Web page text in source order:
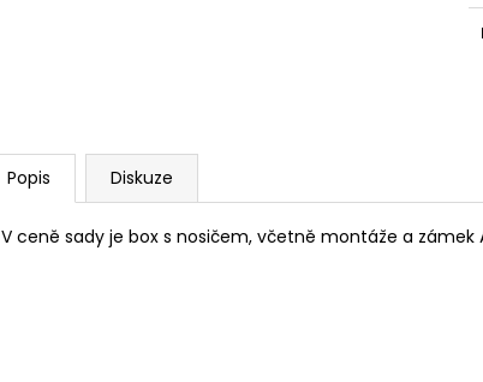
Popis Diskuze
V ceně sady je box s nosičem, včetně montáže a zámek